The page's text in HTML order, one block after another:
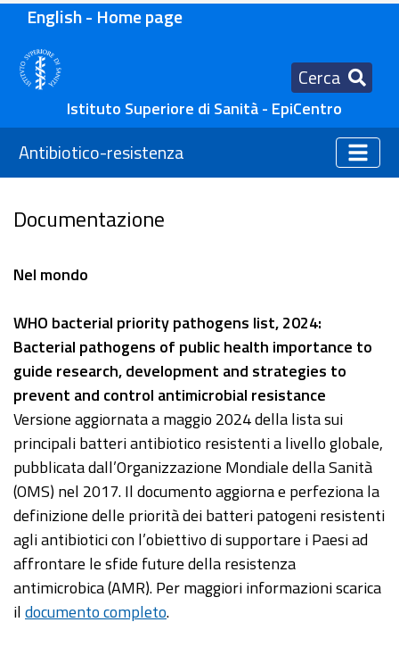
English - Home page
Cerca
Istituto Superiore di Sanità - EpiCentro
Antibiotico-resistenza
Documentazione
Nel mondo
WHO bacterial priority pathogens list, 2024:
Bacterial pathogens of public health importance to
guide research, development and strategies to
prevent and control antimicrobial resistance
Versione aggiornata a maggio 2024 della lista sui
principali batteri antibiotico resistenti a livello globale,
pubblicata dall’Organizzazione Mondiale della Sanità
(OMS) nel 2017. Il documento aggiorna e perfeziona la
definizione delle priorità dei batteri patogeni resistenti
agli antibiotici con l’obiettivo di supportare i Paesi ad
affrontare le sfide future della resistenza
antimicrobica (AMR). Per maggiori informazioni scarica
ildocumento completo.